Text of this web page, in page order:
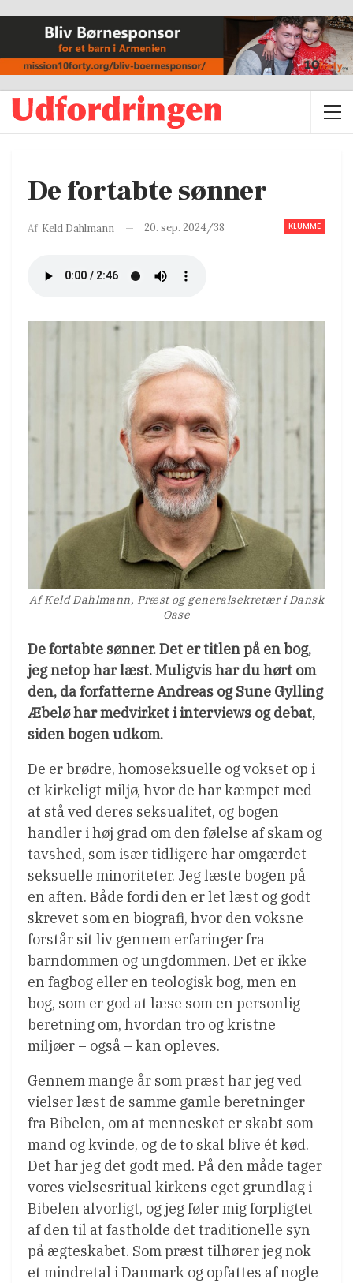
De fortabte sønner
KLUMME
Af Keld Dahlmann 20. sep. 2024/38
Af Keld Dahlmann, Præst og generalsekretær i Dansk
Oase
De fortabte sønner. Det er titlen på en bog,
jeg netop har læst. Muligvis har du hørt om
den, da forfatterne Andreas og Sune Gylling
Æbelø har medvirket i interviews og debat,
siden bogen udkom.
De er brødre, homoseksuelle og vokset op i
et kirkeligt miljø, hvor de har kæmpet med
at stå ved deres seksualitet, og bogen
handler i høj grad om den følelse af skam og
tavshed, som især tidligere har omgærdet
seksuelle minoriteter. Jeg læste bogen på
en aften. Både fordi den er let læst og godt
skrevet som en biografi, hvor den voksne
forstår sit liv gennem erfaringer fra
barndommen og ungdommen. Det er ikke
en fagbog eller en teologisk bog, men en
bog, som er god at læse som en personlig
beretning om, hvordan tro og kristne
miljøer – også – kan opleves.
Gennem mange år som præst har jeg ved
vielser læst de samme gamle beretninger
fra Bibelen, om at mennesket er skabt som
mand og kvinde, og de to skal blive ét kød.
Det har jeg det godt med. På den måde tager
vores vielsesritual kirkens eget grundlag i
Bibelen alvorligt, og jeg føler mig forpligtet
af den til at fastholde det traditionelle syn
på ægteskabet. Som præst tilhører jeg nok
et mindretal i Danmark og opfattes af nogle